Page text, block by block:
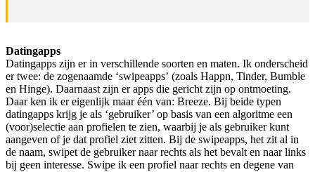
Datingapps
Datingapps zijn er in verschillende soorten en maten. Ik onderscheid
er twee: de zogenaamde ‘swipeapps’ (zoals Happn, Tinder, Bumble
en Hinge). Daarnaast zijn er apps die gericht zijn op ontmoeting.
Daar ken ik er eigenlijk maar één van: Breeze. Bij beide typen
datingapps krijg je als ‘gebruiker’ op basis van een algoritme een
(voor)selectie aan profielen te zien, waarbij je als gebruiker kunt
aangeven of je dat profiel ziet zitten. Bij de swipeapps, het zit al in
de naam, swipet de gebruiker naar rechts als het bevalt en naar links
bij geen interesse. Swipe ik een profiel naar rechts en degene van